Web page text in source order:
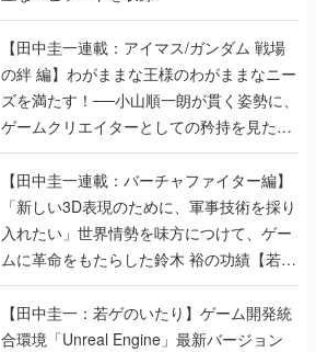
【田中圭一連載：アイマス/ガンダム 戦場
の絆 編】わがままな王様のわがままなニー
ズを満たす！──小山順一朗が貫く姿勢に、
ゲームクリエイターとしての矜持を見た
【若ゲのいたり最終回】
【田中圭一連載：バーチャファイター編】
「新しい3D表現のために、軍事技術を採り
入れたい」世界情勢を味方につけて、ゲー
ムに革命をもたらした鈴木 裕の功績【若ゲ
のいたり】
【田中圭一：若ゲのいたり】ゲーム開発統
合環境「Unreal Engine」最新バージョン